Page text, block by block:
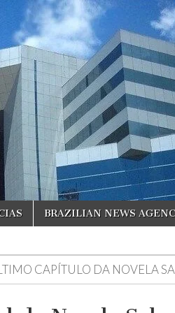
BRAZILIAN NEWS
CAPÍTULO DA NOVELA